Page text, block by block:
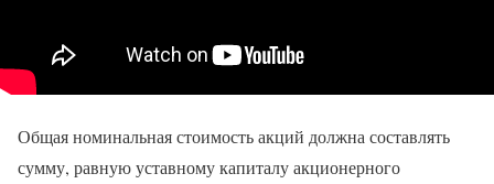
Общая номинальная стоимость акций должна составлять
сумму, равную уставному капиталу акционерного